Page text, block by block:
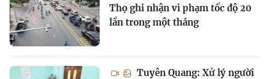
Thọ ghi nhận vi phạm tốc độ 20
lần trong một tháng
Tuyên Quang: Xử lý người